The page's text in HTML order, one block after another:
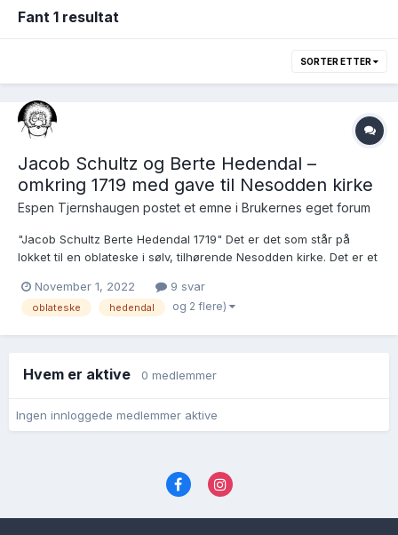
Fant 1 resultat
SORTER ETTER
Jacob Schultz og Berte Hedendal –
omkring 1719 med gave til Nesodden kirke
Espen Tjernshaugen postet et emne i Brukernes eget forum
"Jacob Schultz Berte Hedendal 1719" Det er det som står på
lokket til en oblateske i sølv, tilhørende Nesodden kirke. Det er et
hus Er det noen der ute som kjenner til og kan si noe mer om
disse personen...
November 1, 2022 9 svar
oblateske hedendal og 2 flere)
Hvem er aktive 0 medlemmer
Ingen innloggede medlemmer aktive